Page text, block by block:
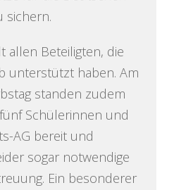
sichern.
allen Beteiligten, die
unterstützt haben. Am
standen zudem
Schülerinnen und
AG bereit und
sogar notwendige
Ein besonderer